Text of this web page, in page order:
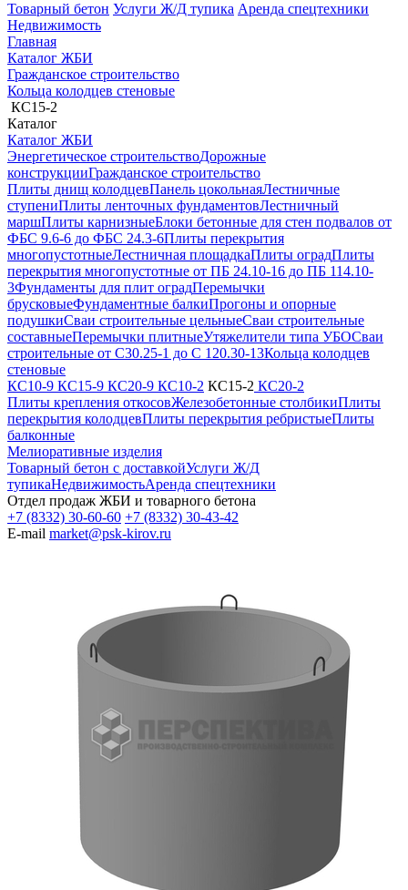
Товарный бетон Услуги Ж/Д тупика Аренда спецтехники
Недвижимость
Главная
Каталог ЖБИ
Гражданское строительство
Кольца колодцев стеновые
КС15-2
Каталог
Каталог ЖБИ
Энергетическое строительствоДорожные
конструкцииГражданское строительство
Плиты днищ колодцевПанель цокольнаяЛестничные
ступениПлиты ленточных фундаментовЛестничный
маршПлиты карнизныеБлоки бетонные для стен подвалов от
ФБС 9.6-6 до ФБС 24.3-6Плиты перекрытия
многопустотныеЛестничная площадкаПлиты оградПлиты
перекрытия многопустотные от ПБ 24.10-16 до ПБ 114.10-
3Фундаменты для плит оградПеремычки
брусковыеФундаментные балкиПрогоны и опорные
подушкиСваи строительные цельныеСваи строительные
составныеПеремычки плитныеУтяжелители типа УБОСваи
строительные от С30.25-1 до С 120.30-13Кольца колодцев
стеновые
КС10-9 КС15-9 КС20-9 КС10-2 КС15-2 КС20-2
Плиты крепления откосовЖелезобетонные столбикиПлиты
перекрытия колодцевПлиты перекрытия ребристыеПлиты
балконные
Мелиоративные изделия
Товарный бетон с доставкойУслуги Ж/Д
тупикаНедвижимостьАренда спецтехники
Отдел продаж ЖБИ и товарного бетона
+7 (8332) 30-60-60 +7 (8332) 30-43-42
E-mail market@psk-kirov.ru